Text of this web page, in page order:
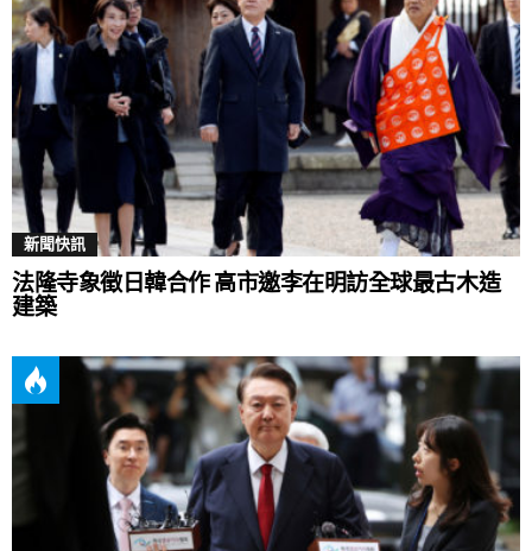
新聞快訊
法隆寺象徵日韓合作 高市邀李在明訪全球最古木造
建築